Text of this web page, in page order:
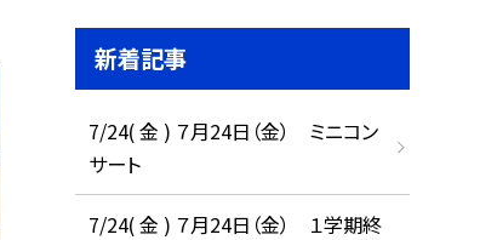
新着記事
7/24( 金 ) ７月24日（金） ミニコン
サート
7/24( 金 ) ７月24日（金） １学期終